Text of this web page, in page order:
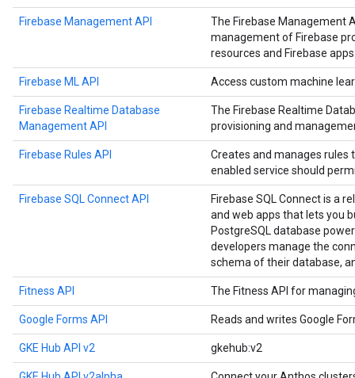
Firebase Management API
The Firebase Management
management of Firebase
resources and Firebase
Firebase ML API Access custom machine
Firebase Realtime Database
Management API
The Firebase Realtime
provisioning and
Firebase Rules API
Creates and manages rules
enabled service should
Firebase SQL Connect API
Firebase SQL Connect is a
and web apps that lets you
PostgreSQL database
developers manage the
schema of their database,
Fitness API The Fitness API for
Google Forms API Reads and writes Google
GKE Hub API v2 gkehub:v2